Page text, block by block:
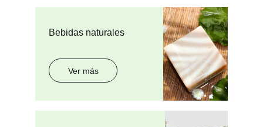
Bebidas naturales
Ver más